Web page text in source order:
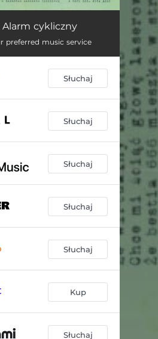
cykliczny
preferred music service
Słuchaj
Słuchaj
Słuchaj
Słuchaj
Słuchaj
Kup
Słuchaj